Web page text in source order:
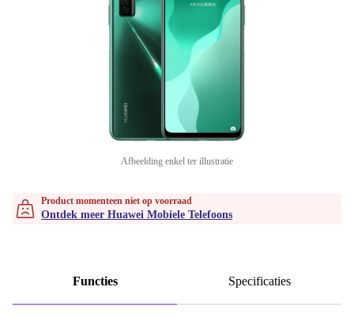
Afbeelding enkel ter illustratie
Product momenteen niet op voorraad
Ontdek meer Huawei Mobiele Telefoons
Functies Specificaties